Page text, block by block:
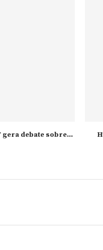
gera debate sobre...